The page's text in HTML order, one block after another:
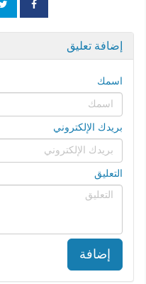
إضافة تعليق
اسمك
بريدك الإلكتروني
التعليق
إضافة